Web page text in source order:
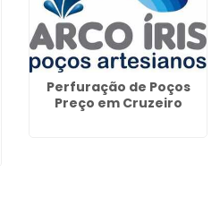
Perfuração de Poços
Preço em Cruzeiro